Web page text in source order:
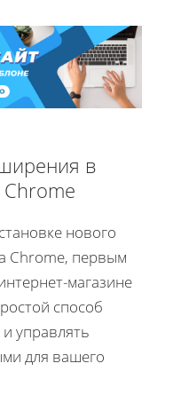
в
Chrome
нового
Chrome, первым
магазине
способ
управлять
для вашего